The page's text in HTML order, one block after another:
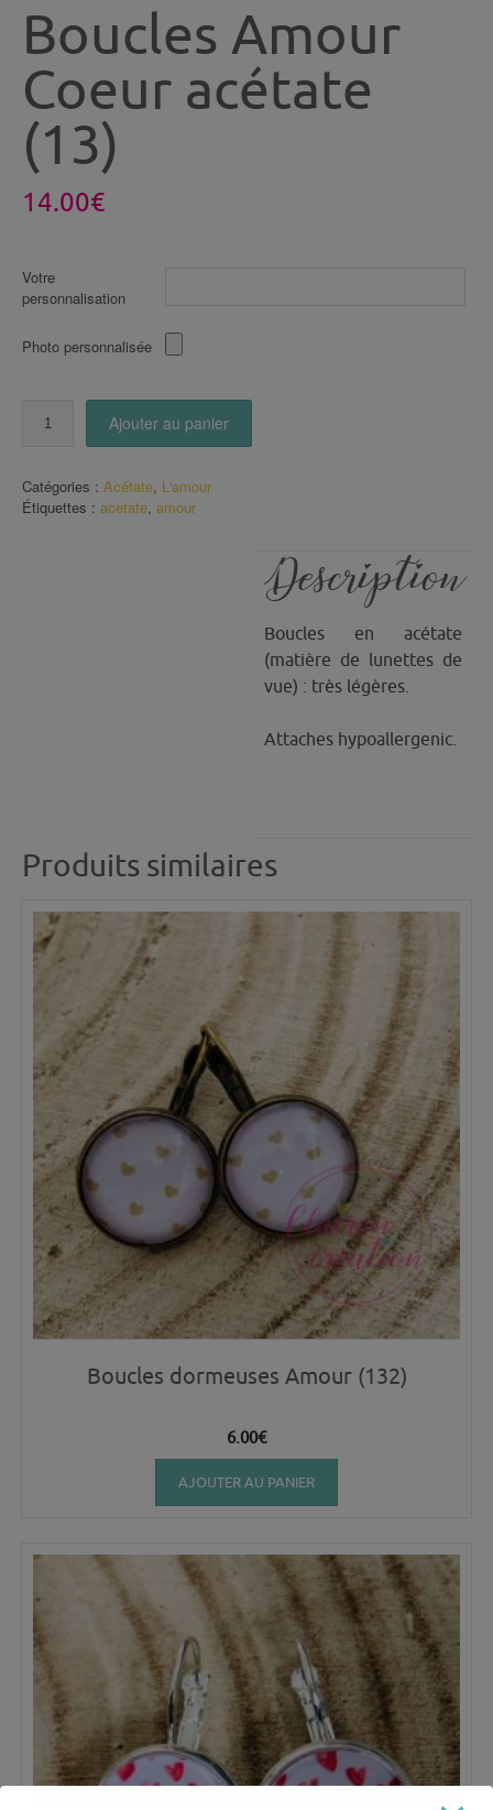
Boucles Amour
Coeur acétate
(13)
14.00€
Votre
personnalisation
Photo personnalisée
Coeur
acétate
Ajouter au panier
Catégories : Acétate, L'amour
Étiquettes : acetate, amour
Description
Boucles en acétate
(matière de lunettes de
vue) : très légères.
Attaches hypoallergenic.
Produits similaires
Boucles dormeuses Amour (132)
6.00€
AJOUTER AU PANIER